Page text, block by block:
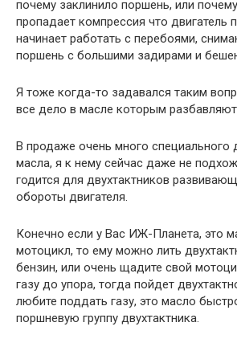
почему заклинило поршень, или
пропадает компрессия что двигатель
начинает работать с перебоями,
поршень с большими задирами и
Я тоже когда-то задавался таким
все дело в масле которым
В продаже очень много специального
масла, я к нему сейчас даже не
годится для двухтактников
обороты двигателя.
Конечно если у Вас ИЖ-Планета, это
мотоцикл, то ему можно лить
бензин, или очень щадите свой
газу до упора, тогда пойдет
любите поддать газу, это масло
поршневую группу двухтактника.